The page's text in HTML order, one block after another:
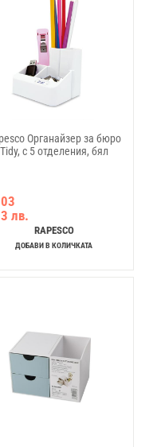
Органайзер за бюро
Tidy, с 5 отделения, бял
лв.
RAPESCO
ДОБАВИ В КОЛИЧКАТА